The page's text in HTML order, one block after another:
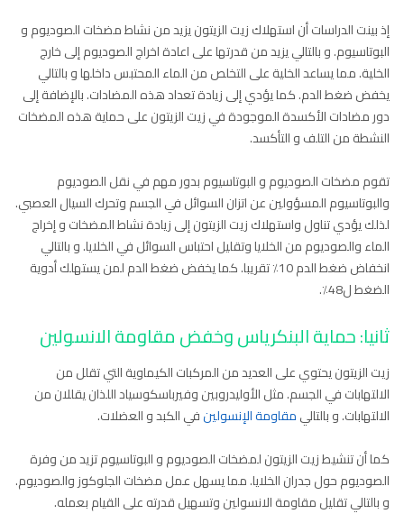
إذ بينت الدراسات أن استهلاك زيت الزيتون يزيد من نشاط مضخات الصوديوم و
البوتاسيوم. و بالتالي يزيد من قدرتها على اعادة اخراج الصوديوم إلى خارج
الخلية. مما يساعد الخلية على التخلص من الماء المحتبس داخلها و بالتالي
يخفض ضغط الدم. كما يؤدي إلى زيادة تعداد هذه المضادات. بالإضافة إلى
دور مضادات الأكسدة الموجودة في زيت الزيتون على حماية هذه المضخات
النشطة من التلف و التأكسد.
تقوم مضخات الصوديوم و البوتاسيوم بدور مهم في نقل الصوديوم
والبوتاسيوم المسؤولين عن اتزان السوائل في الجسم وتحرك السيال العصبي.
لذلك يؤدي تناول واستهلاك زيت الزيتون إلى زيادة نشاط المضخات و إخراج
الماء والصوديوم من الخلايا وتقليل احتباس السوائل في الخلايا. و بالتالي
انخفاض ضغط الدم 10٪ تقريبا. كما يخفض ضغط الدم لمن يستهلك أدوية
الضغط ل48٪.
ثانيا: حماية البنكرياس وخفض مقاومة الانسولين
زيت الزيتون يحتوي على العديد من المركبات الكيماوية التي تقلل من
الالتهابات في الجسم. مثل الأوليدروبين وفيرباسكوسياد اللذان يقللان من
الالتهابات. و بالتاليمقاومة الإنسولينفي الكبد و العضلات.
كما أن تنشيط زيت الزيتون لمضخات الصوديوم و البوتاسيوم تزيد من وفرة
الصوديوم حول جدران الخلايا. مما يسهل عمل مضخات الجلوكوز والصوديوم.
و بالتالي تقليل مقاومة الانسولين وتسهيل قدرته على القيام بعمله.